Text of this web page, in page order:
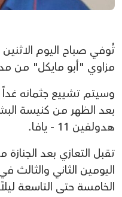
مزاوي "أبو مايكل" من مدينة
وسيتم تشييع جثمانه غداً
بعد الظهر من كنيسة
هدولفين 11 - يافا.
تقبل التعازي بعد
اليومين الثاني
الخامسة حتى التاسعة